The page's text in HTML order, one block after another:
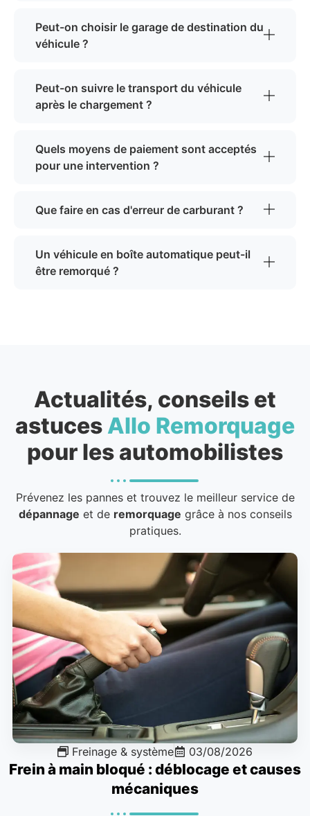
Peut-on choisir le garage de destination du
véhicule ?
Peut-on suivre le transport du véhicule
après le chargement ?
Quels moyens de paiement sont acceptés
pour une intervention ?
Que faire en cas d'erreur de carburant ?
Un véhicule en boîte automatique peut-il
être remorqué ?
Actualités, conseils et
astuces Allo Remorquage
pour les automobilistes
Prévenez les pannes et trouvez le meilleur service de
dépannage et de remorquage grâce à nos conseils
pratiques.
Freinage & système 03/08/2026
Frein à main bloqué : déblocage et causes
mécaniques